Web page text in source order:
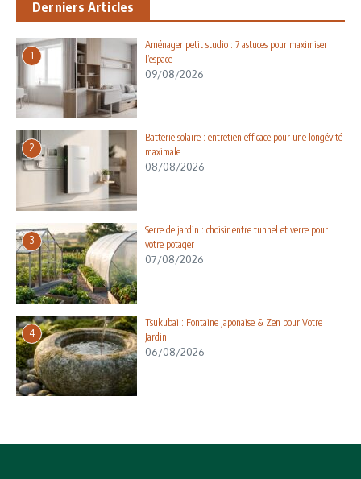
Derniers Articles
1
Aménager petit studio : 7 astuces pour maximiser
l’espace
09/08/2026
2
Batterie solaire : entretien efficace pour une longévité
maximale
08/08/2026
3
Serre de jardin : choisir entre tunnel et verre pour
votre potager
07/08/2026
4
Tsukubai : Fontaine Japonaise & Zen pour Votre
Jardin
06/08/2026